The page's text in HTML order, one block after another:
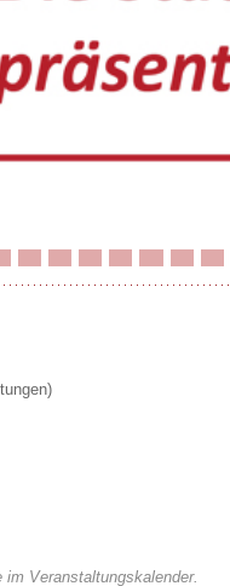
Veranstaltungskalender.